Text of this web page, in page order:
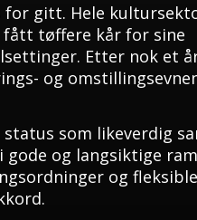
for gitt. Hele
tøffere kår for sine
Etter nok et
og
som likeverdig
og langsiktige
og fleksible